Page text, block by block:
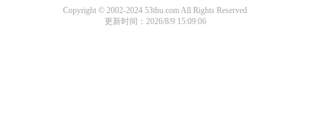
Copyright © 2002-2024 53thu.com All Rights Reserved
更新时间：2026/8/9 15:09:06